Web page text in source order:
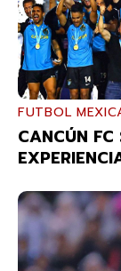
FUTBOL
CANCÚN FC